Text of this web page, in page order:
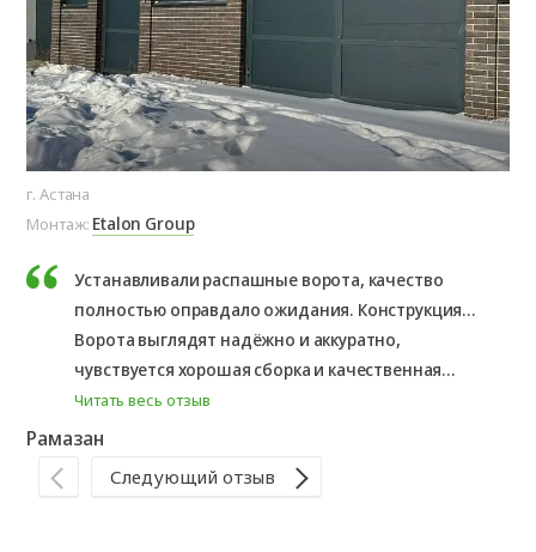
г. Астана
Монтаж: Etalon Group
Устанавливали распашные ворота, качество
полностью оправдало ожидания. Конструкция
прочная, створки открываются и закрываются
плавно, без перекосов.
Ворота выглядят надёжно и аккуратно,
чувствуется хорошая сборка и качественная
фурнитура. В эксплуатации удобные, проблем ...
Читать весь отзыв
Рамазан
Следующий отзыв